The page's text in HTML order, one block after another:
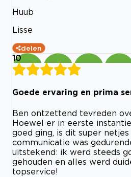
Huub
Lisse
delen
10
Goede ervaring en prima
Ben ontzettend tevreden
Hoewel er in eerste
goed ging, is dit super
communicatie was
uitstekend: ik werd steeds
gehouden en alles werd
topservice!